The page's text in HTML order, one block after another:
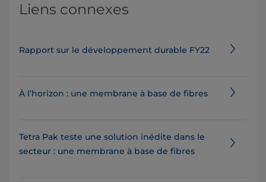
Liens connexes
Rapport sur le développement durable FY22
À l’horizon : une membrane à base de fibres
Tetra Pak teste une solution inédite dans le
secteur : une membrane à base de fibres